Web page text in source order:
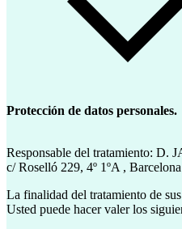
Protección de datos personales.
Responsable del tratamiento:
c/ Roselló 229, 4º 1ºA , Barcelona
La finalidad del tratamiento de
Usted puede hacer valer los